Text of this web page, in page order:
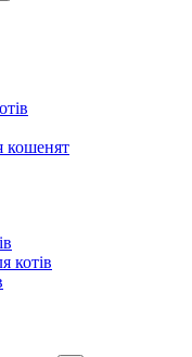
кошенят
котів